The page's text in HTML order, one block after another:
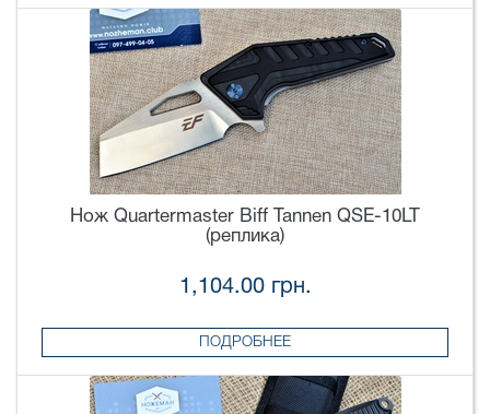
Нож Quartermaster Biff Tannen QSE-10LT
(реплика)
1,104.00 грн.
ПОДРОБНЕЕ